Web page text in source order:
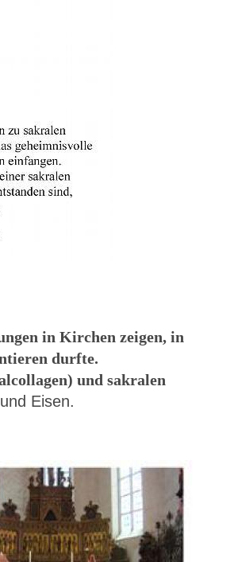
in Kirchen zeigen, in
durfte.
und sakralen
Eisen.